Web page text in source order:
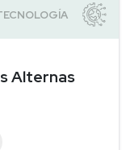
Alternas